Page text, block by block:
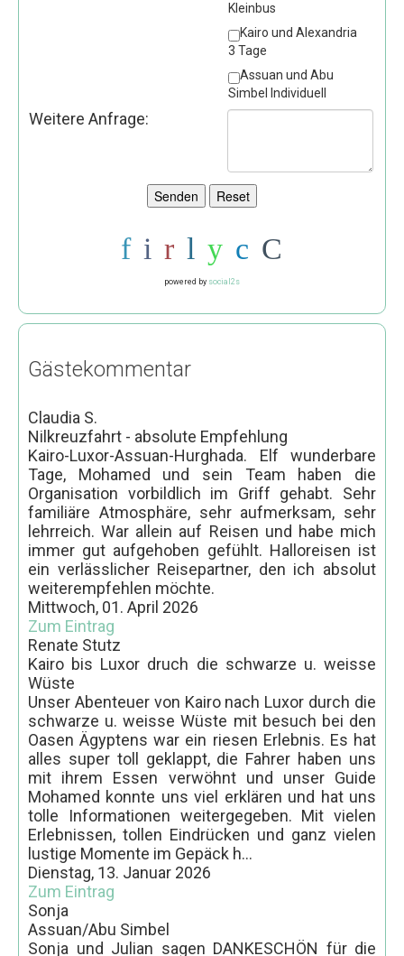
Kleinbus
Kairo und Alexandria
3 Tage
Assuan und Abu
Simbel Individuell
Weitere Anfrage:
powered by social2s
Gästekommentar
Claudia S.
Nilkreuzfahrt - absolute Empfehlung
Kairo-Luxor-Assuan-Hurghada. Elf wunderbare
Tage, Mohamed und sein Team haben die
Organisation vorbildlich im Griff gehabt. Sehr
familiäre Atmosphäre, sehr aufmerksam, sehr
lehrreich. War allein auf Reisen und habe mich
immer gut aufgehoben gefühlt. Halloreisen ist
ein verlässlicher Reisepartner, den ich absolut
weiterempfehlen möchte.
Mittwoch, 01. April 2026
Zum Eintrag
Renate Stutz
Kairo bis Luxor druch die schwarze u. weisse
Wüste
Unser Abenteuer von Kairo nach Luxor durch die
schwarze u. weisse Wüste mit besuch bei den
Oasen Ägyptens war ein riesen Erlebnis. Es hat
alles super toll geklappt, die Fahrer haben uns
mit ihrem Essen verwöhnt und unser Guide
Mohamed konnte uns viel erklären und hat uns
tolle Informationen weitergegeben. Mit vielen
Erlebnissen, tollen Eindrücken und ganz vielen
lustige Momente im Gepäck h...
Dienstag, 13. Januar 2026
Zum Eintrag
Sonja
Assuan/Abu Simbel
Sonja und Julian sagen DANKESCHÖN für die